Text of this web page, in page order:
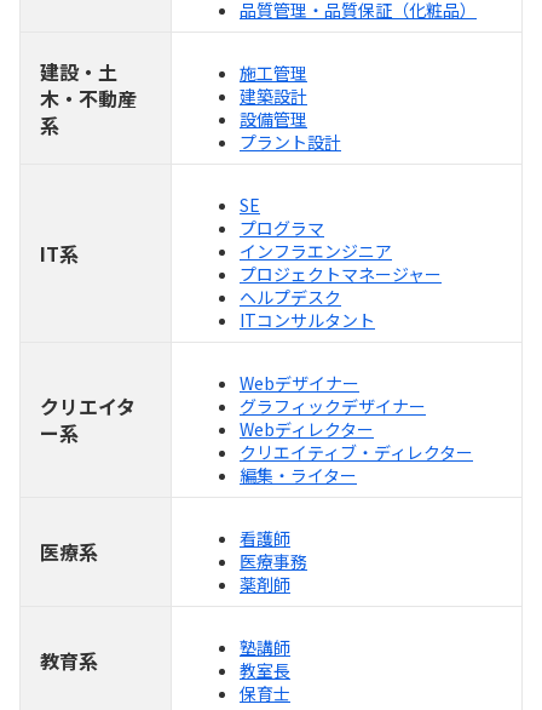
品質管理・品質保証（化粧品）
建設・土
木・不動産
系
施工管理
建築設計
設備管理
プラント設計
IT系
SE
プログラマ
インフラエンジニア
プロジェクトマネージャー
ヘルプデスク
ITコンサルタント
クリエイタ
ー系
Webデザイナー
グラフィックデザイナー
Webディレクター
クリエイティブ・ディレクター
編集・ライター
医療系
看護師
医療事務
薬剤師
教育系
塾講師
教室長
保育士